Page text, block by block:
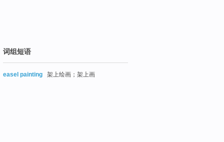
词组短语
easel painting 架上绘画；架上画